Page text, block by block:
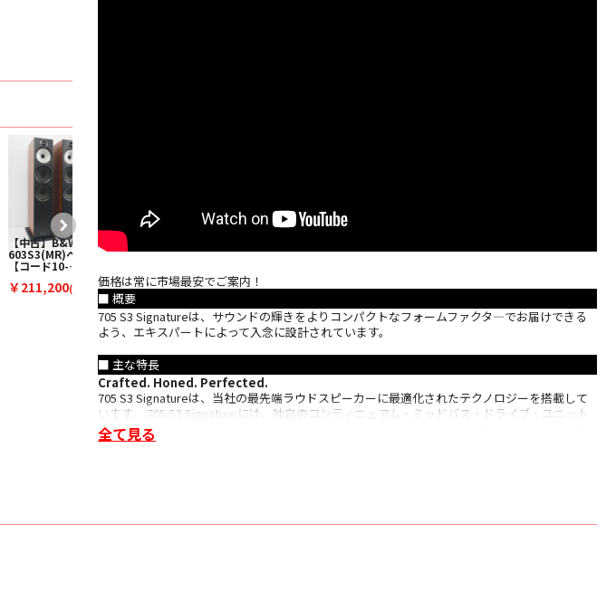
【中古】B&W
603S3(MR)ペア
【コード10-
型スピーカー(ペ
￥211,200(税込)
【アウトレット】
B&W 802D4(WN)
100152】フロア
型スピーカー(ペ
ア)
￥3,696,000(税
込)
603S3(MR)ペア
100739】フロア
型スピーカー(ペ
￥217,800(税込)
CM9(B)【コード
(ペア)
￥149,600(税込)
1(B)【コード22-
ー一本
￥8,400(税込)
686(MR)【
カー(ペア)
￥29,000
価格は常に市場最安でご案内！
■ 概要
705 S3 Signatureは、サウンドの輝きをよりコンパクトなフォームファクタ―でお届けできる
よう、エキスパートによって入念に設計されています。
■ 主な特長
Crafted. Honed. Perfected.
705 S3 Signatureは、当社の最先端ラウドスピーカーに最適化されたテクノロジーを搭載して
います。 705 S3 Signatureには、独自のコンティニュアム・ミッドバス・ドライブ・ユニット
やトゥイーター・オン・トップに加えて、800 Series Signatureのために開発された、より開口
率の高いトゥイーター・グリルメッシュ、新開発のミッドバス・ドライブ・ユニット用ダンパ
・ デカップリング・カーボンドーム・トゥイーター
全て見る